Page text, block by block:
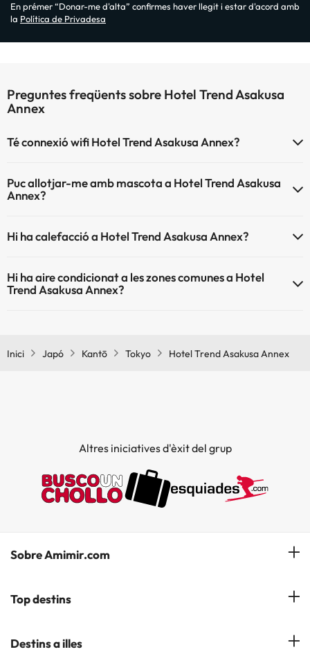
En prémer “Donar-me d'alta” confirmes haver llegit i estar d'acord amb
la Política de Privadesa
Preguntes freqüents sobre Hotel Trend Asakusa
Annex
Té connexió wifi Hotel Trend Asakusa Annex?
Puc allotjar-me amb mascota a Hotel Trend Asakusa
Annex?
Hi ha calefacció a Hotel Trend Asakusa Annex?
Hi ha aire condicionat a les zones comunes a Hotel
Trend Asakusa Annex?
Inici
Japó Kantō Tokyo Hotel Trend Asakusa Annex
Altres iniciatives d'èxit del grup
Sobre Amimir.com
¿Qui som?
Opinions
Top destins
Hotels a Salou
Destins a illes